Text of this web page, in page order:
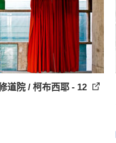
道院 / 柯布西耶 - 12